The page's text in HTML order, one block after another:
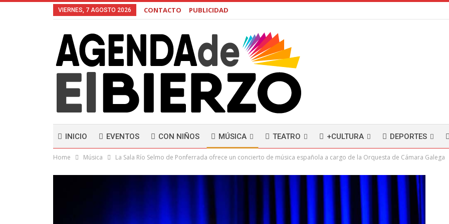
VIERNES, 7 AGOSTO 2026 CONTACTO PUBLICIDAD
INICIO EVENTOS CON NIÑOS MÚSICA TEATRO +CULTURA DEPORTES
Home Música La Sala Río Selmo de Ponferrada ofrece un concierto de música española a cargo de la Orquesta de Cámara Galega